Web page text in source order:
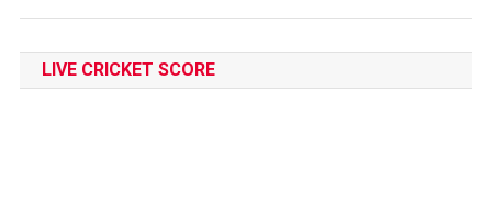
LIVE CRICKET SCORE